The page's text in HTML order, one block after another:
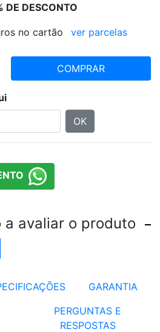
DE DESCONTO
no cartão ver parcelas
COMPRAR
OK
a avaliar o produto
GARANTIA
PERGUNTAS E
RESPOSTAS